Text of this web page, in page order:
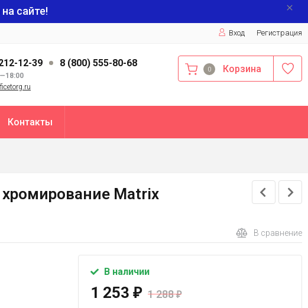
сайте!
Вход Регистрация
12-39 8 (800) 555-80-68
0 Корзина
Контакты
Matrix
В сравнение
В наличии
1 253 ₽ 1 288₽